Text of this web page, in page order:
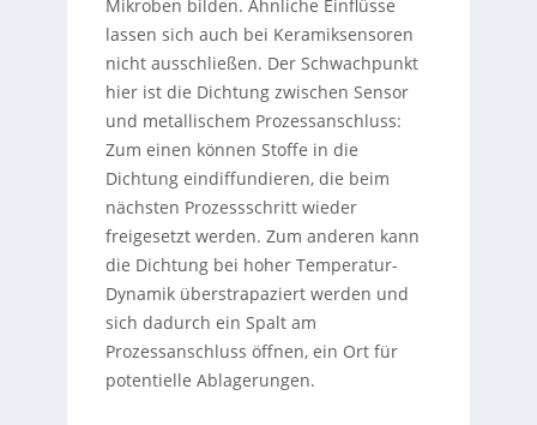
Mikroben bilden. Ähnliche Einflüsse
lassen sich auch bei Keramiksensoren
nicht ausschließen. Der Schwachpunkt
hier ist die Dichtung zwischen Sensor
und metallischem Prozessanschluss:
Zum einen können Stoffe in die
Dichtung eindiffundieren, die beim
nächsten Prozessschritt wieder
freigesetzt werden. Zum anderen kann
die Dichtung bei hoher Temperatur-
Dynamik überstrapaziert werden und
sich dadurch ein Spalt am
Prozessanschluss öffnen, ein Ort für
potentielle Ablagerungen.